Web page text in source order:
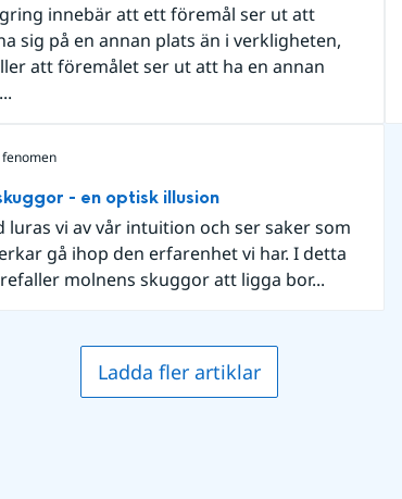
innebär att ett föremål ser ut att
sig på en annan plats än i verkligheten,
att föremålet ser ut att ha en annan
- en optisk illusion
luras vi av vår intuition och ser saker som
gå ihop den erfarenhet vi har. I detta
molnens skuggor att ligga bor...
Ladda fler artiklar